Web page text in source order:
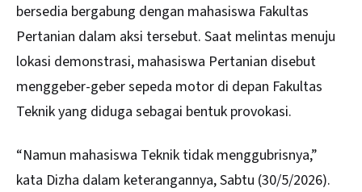
bersedia bergabung dengan mahasiswa Fakultas
Pertanian dalam aksi tersebut. Saat melintas menuju
lokasi demonstrasi, mahasiswa Pertanian disebut
menggeber-geber sepeda motor di depan Fakultas
Teknik yang diduga sebagai bentuk provokasi.
“Namun mahasiswa Teknik tidak menggubrisnya,”
kata Dizha dalam keterangannya, Sabtu (30/5/2026).